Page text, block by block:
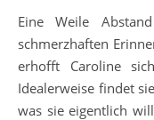
Eine Weile
schmerzhaften
erhofft Caroline
Idealerweise findet
was sie eigentlich